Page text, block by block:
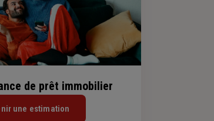
de prêt immobilier
une estimation